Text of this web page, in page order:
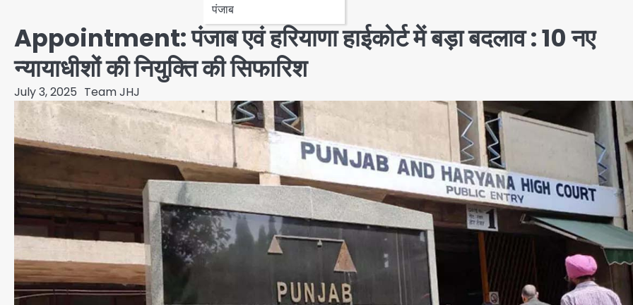
पंजाब
Appointment: पंजाब एवं हरियाणा हाईकोर्ट में बड़ा बदलाव : 10 नए
न्यायाधीशों की नियुक्ति की सिफारिश
July 3, 2025 Team JHJ